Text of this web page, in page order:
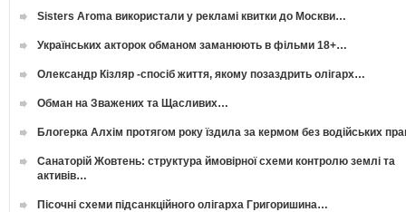
Sisters Aroma використали у рекламі квитки до Москви…
Українських акторок обманом заманюють в фільми 18+…
Олександр Кізляр -спосіб життя, якому позаздрить олігарх…
Обман на Зважених та Щасливих…
Блогерка Алхім протягом року їздила за кермом без водійських
Санаторій Жовтень: структура ймовірної схеми контролю землі та
активів…
Пісочні схеми підсанкційного олігарха Григоришина…